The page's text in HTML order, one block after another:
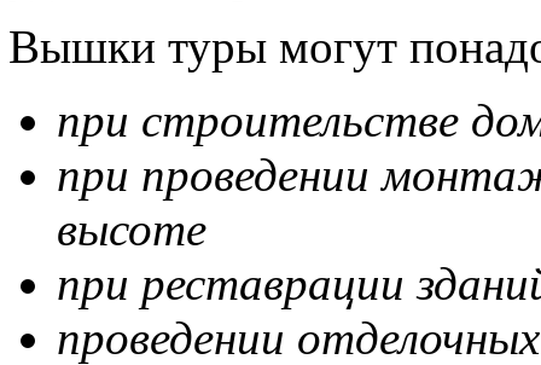
Вышки туры могут
при строительстве
при проведении
высоте
при реставрации
проведении